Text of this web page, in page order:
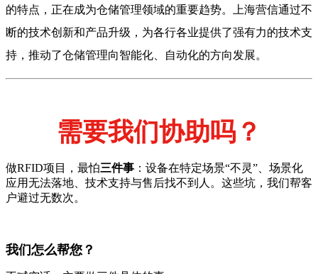
的特点，正在成为仓储管理领域的重要趋势。上海营信通过不
断的技术创新和产品升级，为各行各业提供了强有力的技术支
持，推动了仓储管理向智能化、自动化的方向发展。
需要我们协助吗？
做RFID项目，最怕三件事 ：设备在特定场景“不灵”、场景化
应用无法落地、技术支持与售后找不到人。这些坑，我们帮客
户避过无数次。
我们怎么帮您？